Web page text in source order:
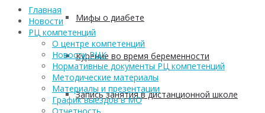
Мифы о диабете
Курение во время беременности
Запись занятия в дистанционной школе
Главная
Новости
РЦ компетенций
О центре компетенций
Новости РЦК
Нормативные документы РЦ компетенций
Методические материалы
Материалы и презентации
График выездов в МО